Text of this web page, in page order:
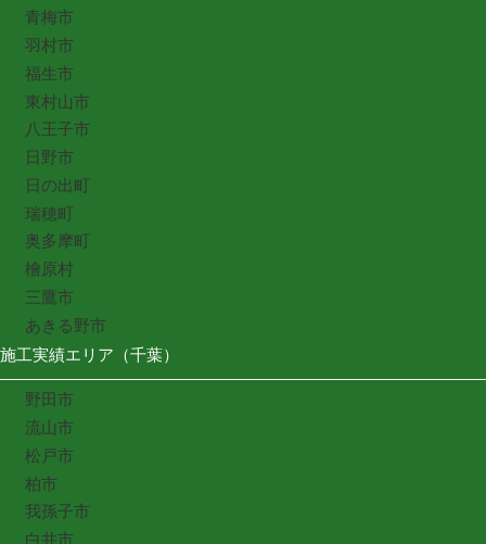
青梅市
羽村市
福生市
東村山市
八王子市
日野市
日の出町
瑞穂町
奥多摩町
檜原村
三鷹市
あきる野市
施工実績エリア（千葉）
野田市
流山市
松戸市
柏市
我孫子市
白井市